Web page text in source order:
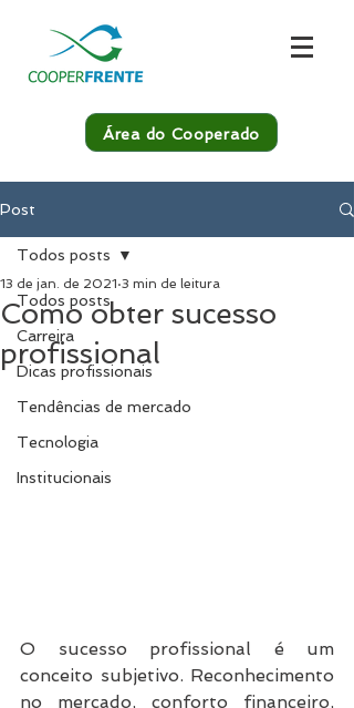
Área do Cooperado
Post
Todos posts
Carreira
Dicas profissionais
Tendências de mercado
Tecnologia
Institucionais
Todos posts
Como obter sucesso
profissional
13 de jan. de 2021 3 min de leitura
O sucesso profissional é um
conceito subjetivo. Reconhecimento
no mercado, conforto financeiro,